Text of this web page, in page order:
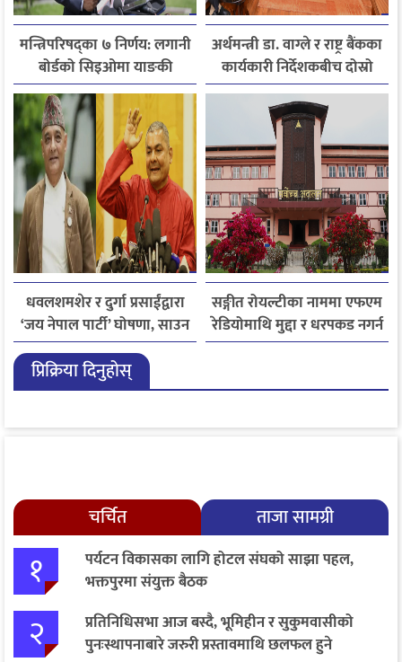
मन्त्रिपरिषद्का ७ निर्णय: लगानी
बोर्डको सिइओमा याङकी
उक्याव नियुक्त
अर्थमन्त्री डा. वाग्ले र राष्ट्र बैंकका
कार्यकारी निर्देशकबीच दोस्रो
चरणको छलफल
धवलशमशेर र दुर्गा प्रसाईंद्वारा
‘जय नेपाल पार्टी’ घोषणा, साउन
२८ मा आयोगमा दर्ता गर्ने तयारी
सङ्गीत रोयल्टीका नाममा एफएम
रेडियोमाथि मुद्दा र धरपकड नगर्न
सर्वोच्चको आदेश
प्रिक्रिया दिनुहोस्
चर्चित ताजा सामग्री
१
पर्यटन विकासका लागि होटल संघको साझा पहल,
भक्तपुरमा संयुक्त बैठक
२
प्रतिनिधिसभा आज बस्दै, भूमिहीन र सुकुमवासीको
पुनःस्थापनाबारे जरुरी प्रस्तावमाथि छलफल हुने